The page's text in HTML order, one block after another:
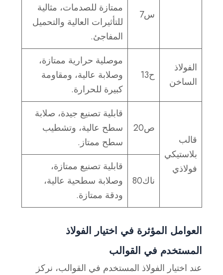
س7
ممتازة للصدمات، مثالية
للتأثيرات العالية والتحميل
المفاجئ.
الفولاذ
الساخن
ح13
موصلية حرارية ممتازة،
وصلابة عالية، ومقاومة
كبيرة للحرارة.
قالب
بلاستيكي
فولاذي
ص20
قابلية تصنيع جيدة، صلابة
سطح عالية، وتشطيب
سطح ممتاز.
ناك80
قابلية تصنيع ممتازة،
وصلابة سطحية عالية،
ودقة ممتازة.
العوامل المؤثرة في اختيار الفولاذ
المستخدم في القوالب
عند اختيار الفولاذ المستخدم في القوالب، نركز